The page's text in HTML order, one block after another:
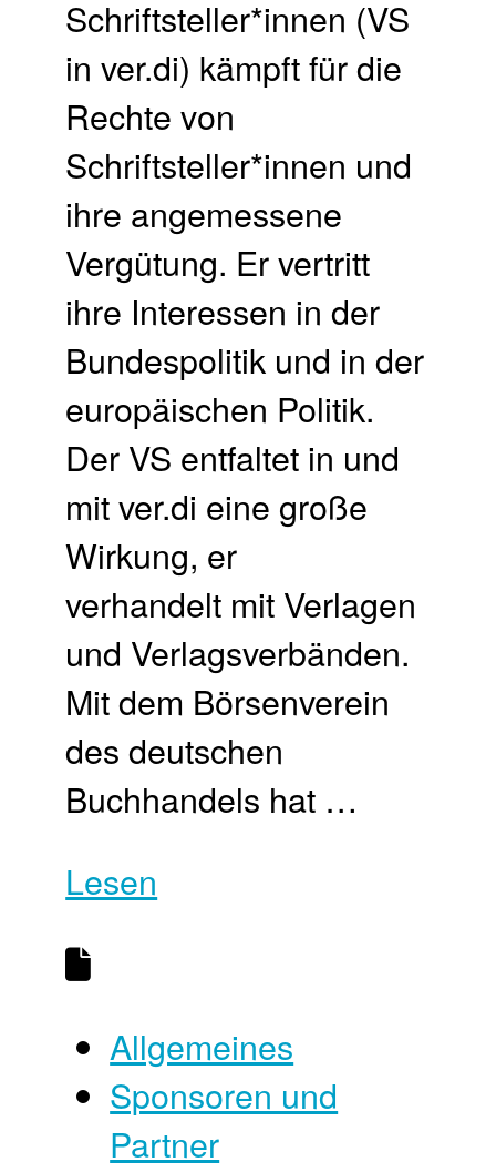
Schriftsteller*innen (VS
in ver.di) kämpft für die
Rechte von
Schriftsteller*innen und
ihre angemessene
Vergütung. Er vertritt
ihre Interessen in der
Bundespolitik und in der
europäischen Politik.
Der VS entfaltet in und
mit ver.di eine große
Wirkung, er
verhandelt mit Verlagen
und Verlagsverbänden.
Mit dem Börsenverein
des deutschen
Buchhandels hat …
Lesen
Allgemeines
Sponsoren und
Partner